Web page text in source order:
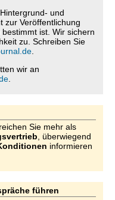
und
zur Veröffentlichung
ist. Wir sichern
zu. Schreiben Sie
wir an
Sie mehr als
, überwiegend
informieren
führen